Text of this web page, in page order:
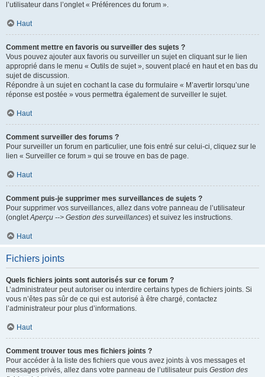
l’utilisateur dans l’onglet « Préférences du forum ».
Haut
Comment mettre en favoris ou surveiller des sujets ?
Vous pouvez ajouter aux favoris ou surveiller un sujet en cliquant sur le lien
approprié dans le menu « Outils de sujet », souvent placé en haut et en bas du
sujet de discussion.
Répondre à un sujet en cochant la case du formulaire « M’avertir lorsqu’une
réponse est postée » vous permettra également de surveiller le sujet.
Haut
Comment surveiller des forums ?
Pour surveiller un forum en particulier, une fois entré sur celui-ci, cliquez sur le
lien « Surveiller ce forum » qui se trouve en bas de page.
Haut
Comment puis-je supprimer mes surveillances de sujets ?
Pour supprimer vos surveillances, allez dans votre panneau de l’utilisateur
(ongletAperçu --> Gestion des surveillances) et suivez les instructions.
Haut
Fichiers joints
Quels fichiers joints sont autorisés sur ce forum ?
L’administrateur peut autoriser ou interdire certains types de fichiers joints. Si
vous n’êtes pas sûr de ce qui est autorisé à être chargé, contactez
l’administrateur pour plus d’informations.
Haut
Comment trouver tous mes fichiers joints ?
Pour accéder à la liste des fichiers que vous avez joints à vos messages et
messages privés, allez dans votre panneau de l’utilisateur puis Gestion des